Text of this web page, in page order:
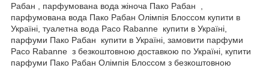
Рабан , парфумована вода жіноча Пако Рабан ,
парфумована вода Пако Рабан Олімпія Блоссом купити в
Україні, туалетна вода Paco Rabanne купити в Україні,
парфуми Пако Рабан купити в Україні, замовити парфуми
Paco Rabanne з безкоштовною доставкою по Україні, купити
парфуми Пако Рабан Олімпія Блоссом з безкоштовною